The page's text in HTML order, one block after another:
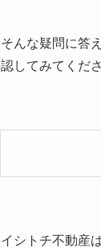
そんな疑問に答
認してみてくだ
イシトチ不動産